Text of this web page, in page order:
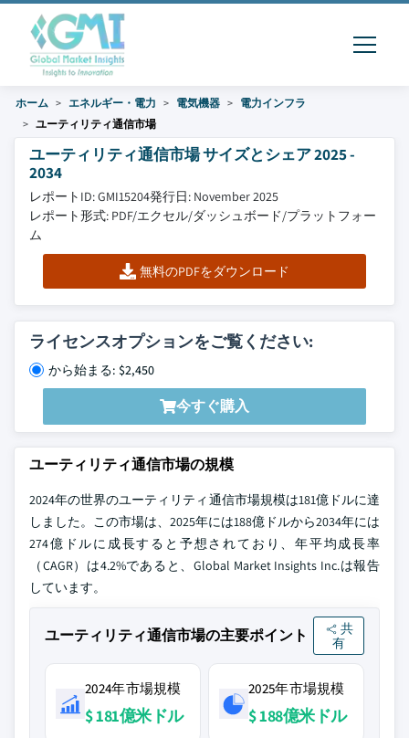
ホーム エネルギー・電力 電気機器
電力インフラ
ユーティリティ通信市場
ユーティリティ通信市場 サイズとシェア 2025 -
2034
レポートID: GMI15204発行日: November 2025
レポート形式: PDF/エクセル/ダッシュボード/プラットフォー
ム
無料のPDFをダウンロード
ライセンスオプションをご覧ください:
から始まる: $2,450
今すぐ購入
ユーティリティ通信市場の規模
2024年の世界のユーティリティ通信市場規模は181億ドルに達
しました。この市場は、2025年には188億ドルから2034年には
274億ドルに成長すると予想されており、年平均成長率
（CAGR）は4.2%であると、Global Market Insights Inc.は報告
しています。
ユーティリティ通信市場の主要ポイント
共
有
2024年市場規模
$ 181億米ドル
2025年市場規模
$ 188億米ドル